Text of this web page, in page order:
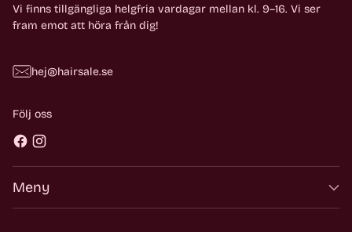
Vi finns tillgängliga helgfria vardagar mellan kl. 9–16. Vi ser
fram emot att höra från dig!
hej@hairsale.se
Följ oss
Meny